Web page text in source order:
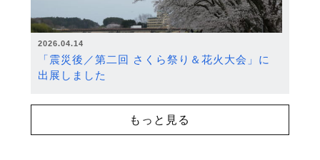
2026.04.14
「震災後／第二回 さくら祭り＆花火大会」に
出展しました
もっと見る